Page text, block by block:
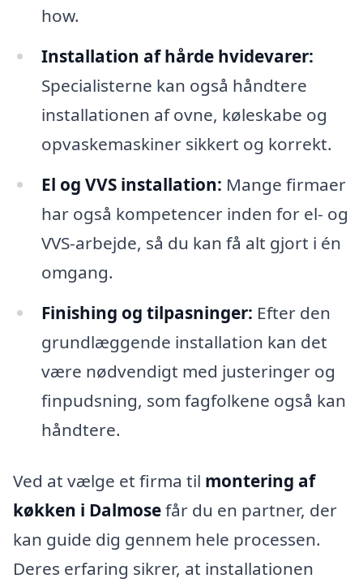
how.
Installation af hårde hvidevarer:
Specialisterne kan også håndtere
installationen af ovne, køleskabe og
opvaskemaskiner sikkert og korrekt.
El og VVS installation: Mange firmaer
har også kompetencer inden for el- og
VVS-arbejde, så du kan få alt gjort i én
omgang.
Finishing og tilpasninger: Efter den
grundlæggende installation kan det
være nødvendigt med justeringer og
finpudsning, som fagfolkene også kan
håndtere.
Ved at vælge et firma til montering af
køkken i Dalmosefår du en partner, der
kan guide dig gennem hele processen.
Deres erfaring sikrer, at installationen